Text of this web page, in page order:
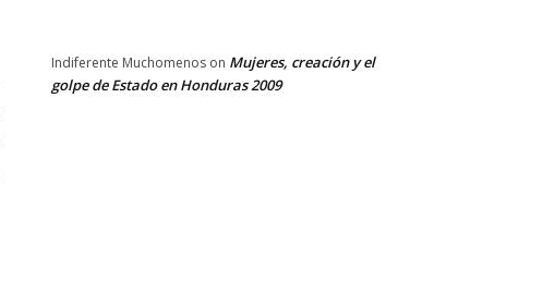
Indiferente Muchomenos on Mujeres, creación y el
golpe de Estado en Honduras 2009